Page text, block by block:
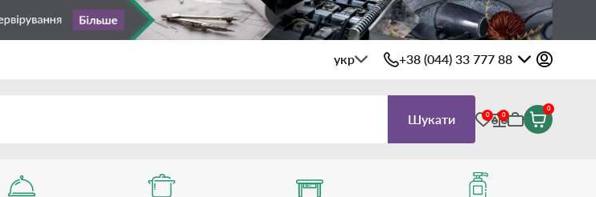
укр +38 (044) 33 777 88
Шукати 0 0
0